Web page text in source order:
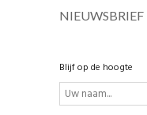
NIEUWSBRIEF
Blijf op de hoogte